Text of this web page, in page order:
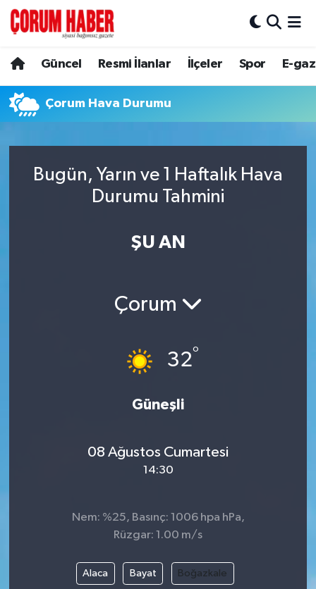
Güncel Resmi İlanlar İlçeler Spor E-
Çorum Hava Durumu
Bugün, Yarın ve 1 Haftalık Hava
Durumu Tahmini
ŞU AN
Çorum
32°
Güneşli
08 Ağustos Cumartesi
14:30
Nem: %25, Basınç: 1006 hpa hPa,
Rüzgar: 1.00 m/s
Alaca Bayat Boğazkale
Spor
Resmi İlanlar
Osmancık
Hava Durumu
Çorum Namaz Vakitleri
Süper Lig Puan Durumu ve Fikstür